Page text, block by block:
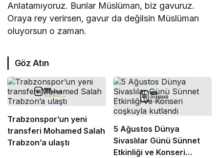
Anlatamıyoruz. Bunlar Müslüman, biz gavuruz.
Oraya rey verirsen, gavur da değilsin Müslüman
oluyorsun o zaman.
Göz Atın
Trabzonspor’un yeni
transferi Mohamed Salah
Trabzon’a ulaştı
5 Ağustos Dünya
Sivaslılar Günü Sünnet
Etkinliği ve Konseri